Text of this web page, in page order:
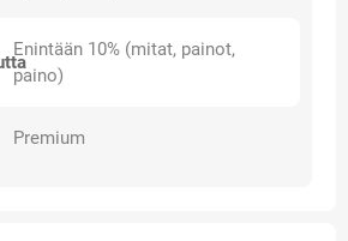
Enintään 10% (mitat, painot,
paino)
Premium